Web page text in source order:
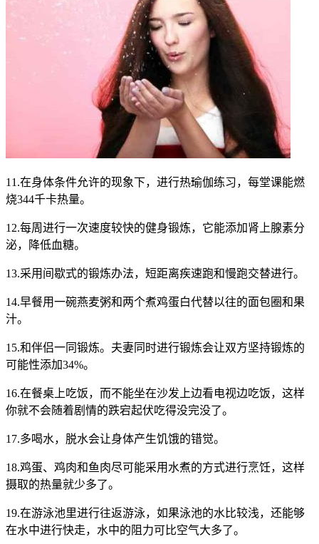
11.在身体条件允许的现象下，进行热瑜伽练习，每堂课能燃
烧344千卡热量。
12.每周进行一次速度较快的健身锻炼，它能添加肾上腺素分
泌，降低血糖。
13.采用间歇式的锻炼办法，短距离疾速跑和慢跑交替进行。
14.早餐用一碗燕麦粥和两个煮鸡蛋白代替以往的面包圈和果
汁。
15.和伴侣一同锻炼。夫妻同时进行锻炼会让双方坚持锻炼的
可能性添加34%。
16.在餐桌上吃饭，而不能坐在沙发上边看电视边吃饭，这样
你就不会随着剧情的跌宕起伏吃得没完没了。
17.多喝水，脱水会让身体产生饥饿的错觉。
18.鸡蛋、鸡肉和鱼肉尽可能采用水煮的方式进行烹饪，这样
摄取的热量就少多了。
19.在游泳池里进行往返游泳，如果泳池的水比较浅，还能够
在水中进行快走，水中的阻力可比空气大多了。